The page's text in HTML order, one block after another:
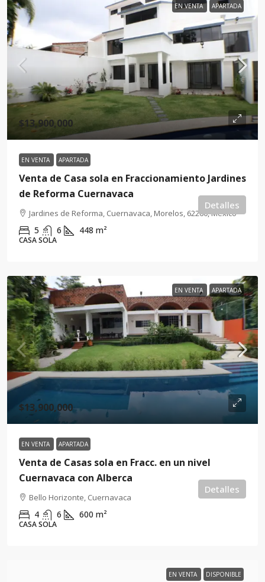
EN VENTA APARTADA
$13,900,000
EN VENTA APARTADA
Venta de Casa sola en Fraccionamiento Jardines
de Reforma Cuernavaca
Jardines de Reforma, Cuernavaca, Morelos, 62260, México
5 6 448 m²
CASA SOLA
Detalles
EN VENTA APARTADA
$13,900,000
EN VENTA APARTADA
Venta de Casas sola en Fracc. en un nivel
Cuernavaca con Alberca
Bello Horizonte, Cuernavaca
4 6 600 m²
CASA SOLA
Detalles
EN VENTA DISPONIBLE